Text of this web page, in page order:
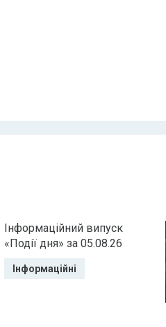
Інформаційний випуск
«Події дня» за 05.08.26
Інформаційні